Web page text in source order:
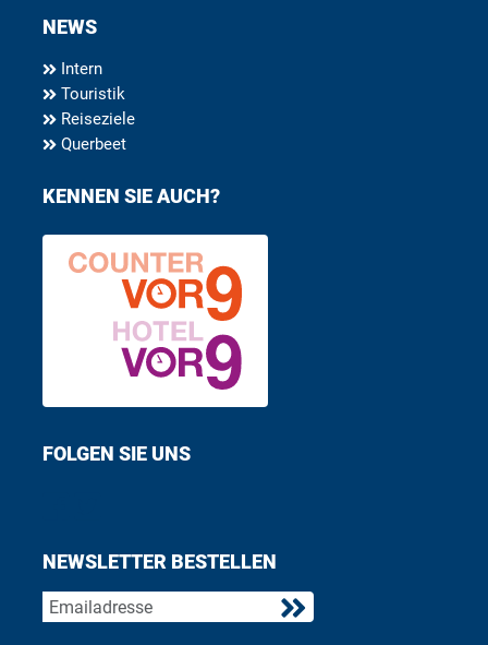
NEWS
Intern
Touristik
Reiseziele
Querbeet
KENNEN SIE AUCH?
FOLGEN SIE UNS
NEWSLETTER BESTELLEN